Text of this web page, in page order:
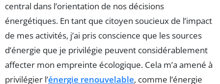
central dans l’orientation de nos décisions
énergétiques. En tant que citoyen soucieux de l’impact
de mes activités, j’ai pris conscience que les sources
d’énergie que je privilégie peuvent considérablement
affecter mon empreinte écologique. Cela m’a amené à
privilégier l’énergie renouvelable, comme l’énergie